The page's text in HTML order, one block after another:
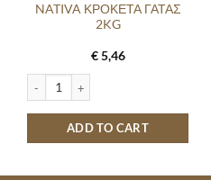
ΑΡΝΙ & ΣΥΚΩΤΙ quantity
NATIVA ΚΡΟΚΕΤΑ ΓΑΤΑΣ
2KG
€5,46
NATIVA ΚΡΟΚΕΤΑ ΓΑΤΑΣ 2KG
ADD TO CART